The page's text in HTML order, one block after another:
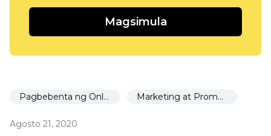
Magsimula
Pagbebenta ng Online Marketing at Promosyon
Agosto 21, 2020